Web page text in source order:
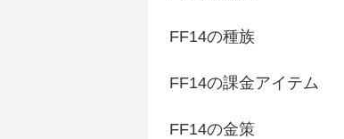
FF14の種族
FF14の課金アイテム
FF14の金策